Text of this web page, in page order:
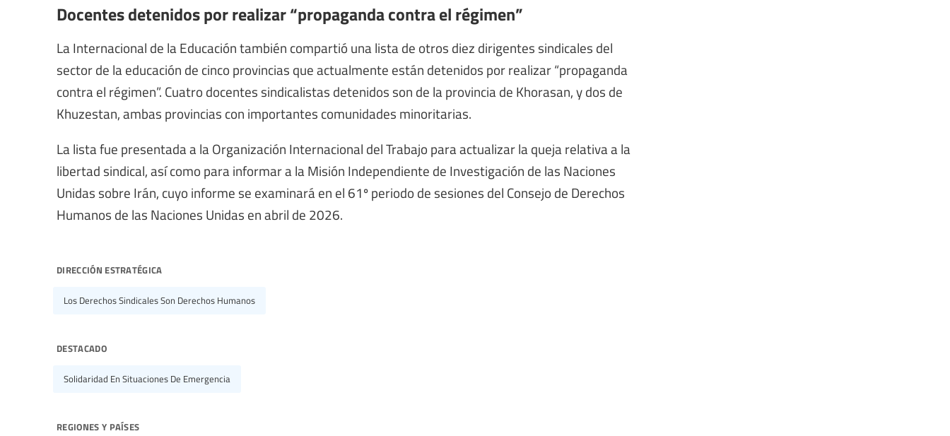
Docentes detenidos por realizar “propaganda contra el régimen”
La Internacional de la Educación también compartió una lista de otros diez dirigentes sindicales del
sector de la educación de cinco provincias que actualmente están detenidos por realizar “propaganda
contra el régimen”. Cuatro docentes sindicalistas detenidos son de la provincia de Khorasan, y dos de
Khuzestan, ambas provincias con importantes comunidades minoritarias.
La lista fue presentada a la Organización Internacional del Trabajo para actualizar la queja relativa a la
libertad sindical, así como para informar a la Misión Independiente de Investigación de las Naciones
Unidas sobre Irán, cuyo informe se examinará en el 61º periodo de sesiones del Consejo de Derechos
Humanos de las Naciones Unidas en abril de 2026.
dirección estratégica
Los Derechos Sindicales Son Derechos Humanos
destacado
Solidaridad En Situaciones De Emergencia
regiones y países